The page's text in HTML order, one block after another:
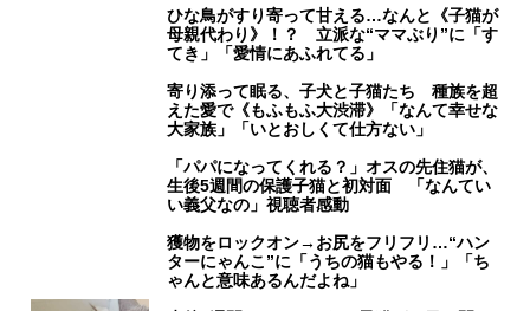
ひな鳥がすり寄って甘える…なんと《子猫が
母親代わり》！？ 立派な“ママぶり”に「す
てき」「愛情にあふれてる」
寄り添って眠る、子犬と子猫たち 種族を超
えた愛で《もふもふ大渋滞》「なんて幸せな
大家族」「いとおしくて仕方ない」
「パパになってくれる？」オスの先住猫が、
生後5週間の保護子猫と初対面 「なんてい
い義父なの」視聴者感動
獲物をロックオン→お尻をフリフリ…“ハン
ターにゃんこ”に「うちの猫もやる！」「ち
ゃんと意味あるんだよね」